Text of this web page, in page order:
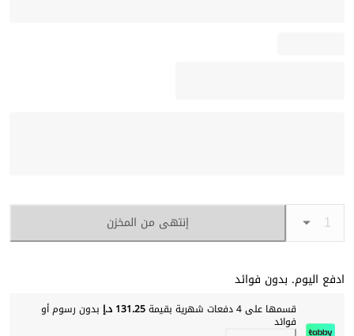
إنتهى من المخزن
ادفع اليوم. بدون فوائد
قسمها على 4 دفعات شهرية بقيمة 131.25 د.إ بدون رسوم أو
فوائد